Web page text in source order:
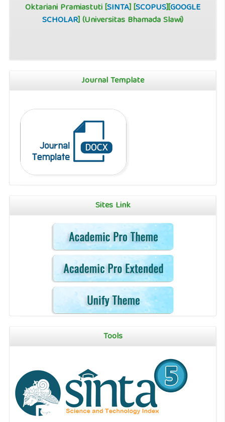
Oktariani Pramiastuti [SINTA] [SCOPUS][GOOGLE
SCHOLAR] (Universitas Bhamada Slawi)
Journal Template
Sites Link
Tools